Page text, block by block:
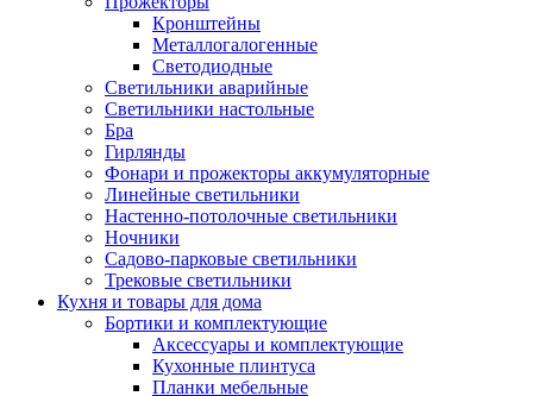
Кронштейны
Металлогалогенные
Светодиодные
Светильники аварийные
Светильники настольные
Бра
Гирлянды
Фонари и прожекторы аккумуляторные
Линейные светильники
Настенно-потолочные светильники
Ночники
Садово-парковые светильники
Трековые светильники
Кухня и товары для дома
Бортики и комплектующие
Аксессуары и комплектующие
Кухонные плинтуса
Планки мебельные